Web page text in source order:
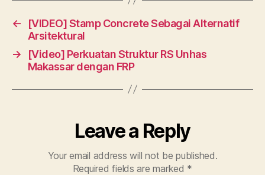
←
[VIDEO] Stamp Concrete Sebagai Alternatif
Arsitektural
→
[Video] Perkuatan Struktur RS Unhas
Makassar dengan FRP
Leave a Reply
Your email address will not be published.
Required fields are marked *